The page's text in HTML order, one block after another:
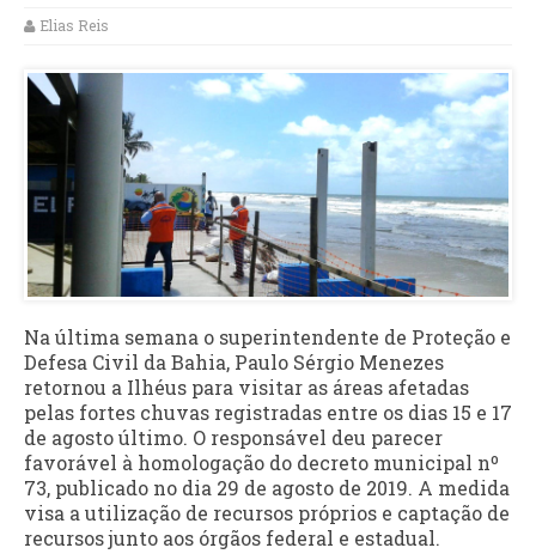
Elias Reis
Na última semana o superintendente de Proteção e
Defesa Civil da Bahia, Paulo Sérgio Menezes
retornou a Ilhéus para visitar as áreas afetadas
pelas fortes chuvas registradas entre os dias 15 e 17
de agosto último. O responsável deu parecer
favorável à homologação do decreto municipal nº
73, publicado no dia 29 de agosto de 2019. A medida
visa a utilização de recursos próprios e captação de
recursos junto aos órgãos federal e estadual.